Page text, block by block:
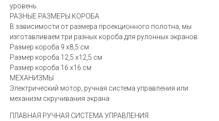
уровень.
РАЗНЫЕ РАЗМЕРЫ КОРОБА
В зависимости от размера проекционного полотна, мы
изготавливаем три разных короба для рулонных экранов:
Размер короба 9 x8,5 см
Размер короба 12,5 x12,5 см
Размер короба 16 x16 см
МЕХАНИЗМЫ
Электрический мотор, ручная система управления или
механизм скручивания экрана
ПЛАВНАЯ РУЧНАЯ СИСТЕМА УПРАВЛЕНИЯ